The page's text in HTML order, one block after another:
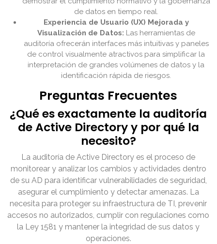
de datos en tiempo real.
Experiencia de Usuario (UX) Mejorada y
Visualización de Datos: Las herramientas de
auditoría ofrecerán interfaces más intuitivas y paneles
de control visualmente atractivos para simplificar la
interpretación de grandes volúmenes de datos y la
identificación rápida de riesgos.
Preguntas Frecuentes
¿Qué es exactamente la auditoría
de Active Directory y por qué la
necesito?
La auditoría de Active Directory es el proceso de
monitorear y analizar los cambios y actividades dentro
de su AD para identificar vulnerabilidades de seguridad,
asegurar el cumplimiento y detectar amenazas. La
necesita para proteger su infraestructura de TI, prevenir
accesos no autorizados, cumplir con regulaciones como
la Ley 1581 y mantener la integridad de sus datos y
operaciones.